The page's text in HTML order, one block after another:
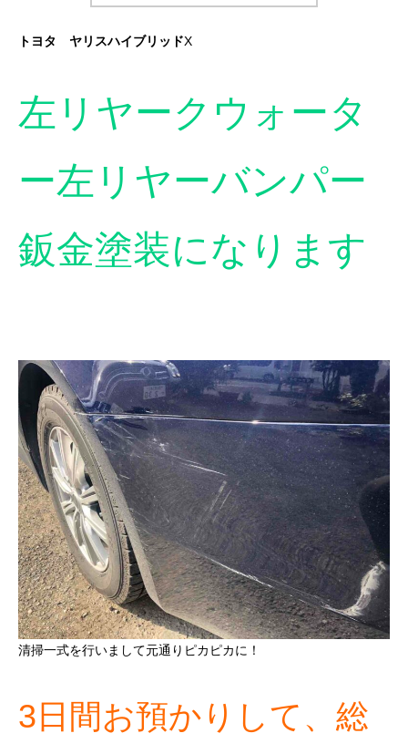
トヨタ ヤリスハイブリッドX
左リヤークウォータ
ー左リヤーバンパー
鈑金塗装になります
清掃一式を行いまして元通りピカピカに！
3日間お預かりして、総